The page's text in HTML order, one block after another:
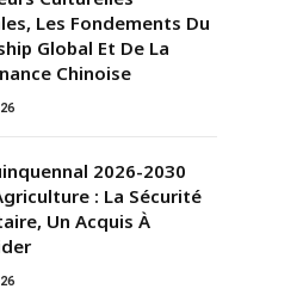
Les Fondements Du
Global Et De La
Chinoise
2026-2030
: La Sécurité
Un Acquis À